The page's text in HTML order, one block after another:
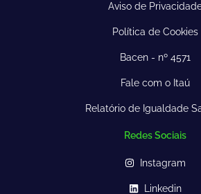
Aviso de
Política de Cookies
Bacen - nº 4571
Fale com o Itaú
Relatório de Igualdade
Redes Sociais
Instagram
Linkedin